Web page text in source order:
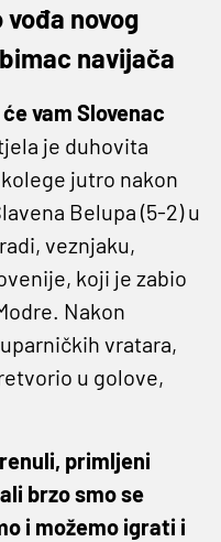
novog
navijača
vam Slovenac
je duhovita
jutro nakon
Belupa (5-2) u
veznjaku,
koji je zabio
Nakon
vratara,
u golove,
primljeni
brzo smo se
i možemo igrati i